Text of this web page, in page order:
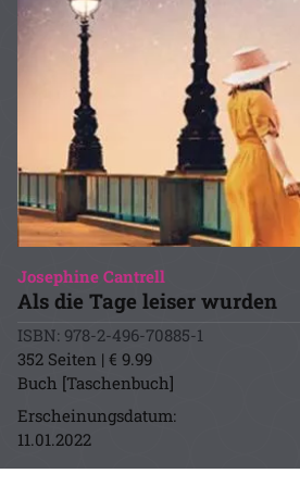
Josephine Cantrell
Als die Tage leiser wurden
ISBN: 978-2-496-70885-1
352 Seiten | € 9.99
Buch [Taschenbuch]
Erscheinungsdatum:
11.01.2022